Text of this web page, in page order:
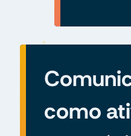
como